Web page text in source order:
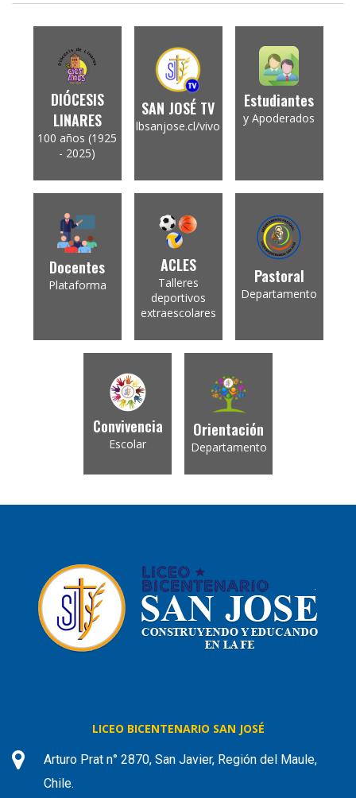
DIÓCESIS
LINARES
100 años (1925
- 2025)
SAN JOSÉ TV
lbsanjose.cl/vivo
Estudiantes
y Apoderados
Docentes
Plataforma
ACLES
Talleres
deportivos
extraescolares
Pastoral
Departamento
Convivencia
Escolar
Orientación
Departamento
LICEO BICENTENARIO SAN JOSÉ
Arturo Prat n° 2870, San Javier, Región del Maule,
Chile.